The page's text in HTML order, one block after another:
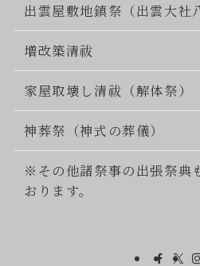
出雲屋敷地鎮祭（出雲大社
増改築清祓
家屋取壊し清祓（解体祭）
神葬祭（神式の葬儀）
※その他諸祭事の出張祭典
おります。